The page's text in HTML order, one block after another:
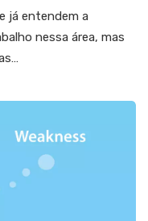
já entendem a
nessa área, mas